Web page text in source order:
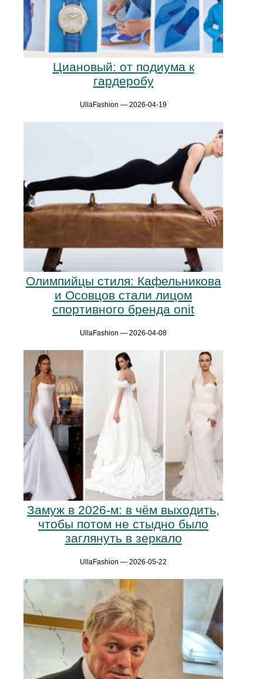
Циановый: от подиума к
гардеробу
UllaFashion — 2026-04-19
Олимпийцы стиля: Кафельникова
и Осовцов стали лицом
спортивного бренда onit
UllaFashion — 2026-04-08
Замуж в 2026-м: в чём выходить,
чтобы потом не стыдно было
заглянуть в зеркало
UllaFashion — 2026-05-22